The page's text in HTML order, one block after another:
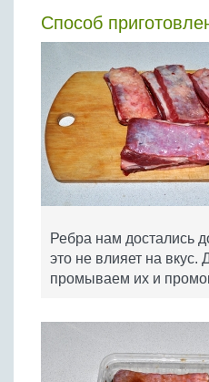
Способ
Ребра нам достались
это не влияет на вкус.
промываем их и